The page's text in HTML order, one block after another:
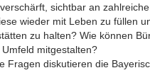
sichtbar an
wieder mit Leben zu füllen
zu halten? Wie können
mitgestalten?
Fragen diskutieren die